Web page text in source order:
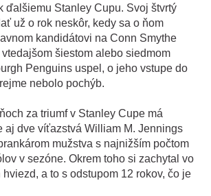
ďalšiemu Stanley Cupu. Svoj štvrtý
už o rok neskôr, kedy sa o ňom
kandidátovi na Conn Smythe
vtedajšom šiestom alebo siedmom
Penguins uspel, o jeho vstupe do
nebolo pochýb.
za triumf v Stanley Cupe má
aj dve víťazstvá William M. Jennings
mužstva s najnižším počtom
v sezóne. Okrem toho si zachytal vo
a to s odstupom 12 rokov, čo je